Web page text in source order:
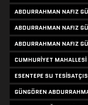
ABDURRAHMAN NAFIZ
ABDURRAHMAN NAFIZ
ABDURRAHMAN NAFIZ
CUMHURIYET
ESENTEPE SU
GÜNGÖREN